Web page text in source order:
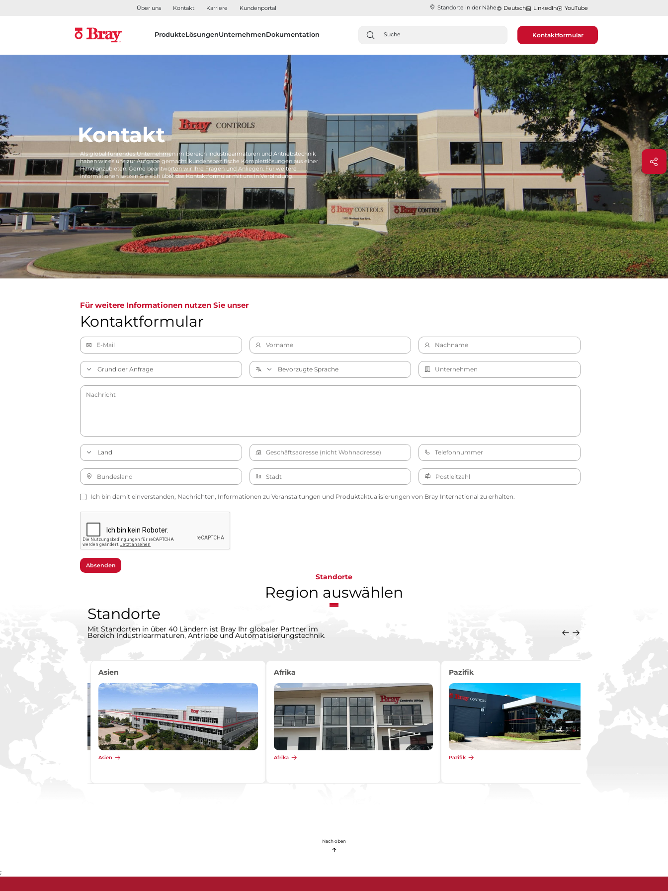
Über uns Kontakt Karriere Kundenportal Standorte in der Nähe​​​​​​​ Deutsch LinkedIn YouTube
ProdukteLösungenUnternehmenDokumentation Kontaktformular
Kontakt
Als global führendes Unternehmen im Bereich Industriearmaturen und Antriebstechnik
haben wir es uns zur Aufgabe gemacht, kundenspezifische Komplettlösungen aus einer
Hand anzubieten. Gerne beantworten wir Ihre Fragen und Anliegen. Für weitere
Informationen setzen Sie sich über das Kontaktformular mit uns in Verbindung.
Für weitere Informationen nutzen Sie unser
Kontaktformular
Ich bin damit einverstanden, Nachrichten, Informationen zu Veranstaltungen und Produktaktualisierungen von Bray International zu erhalten.
Absenden
Standorte
Region auswählen
Standorte
Mit Standorten in über 40 Ländern ist Bray Ihr globaler Partner im
Bereich Industriearmaturen, Antriebe und Automatisierungstechnik.
Asien
Asien
Afrika
Afrika
Pazifik
Pazifik
Nach oben
;